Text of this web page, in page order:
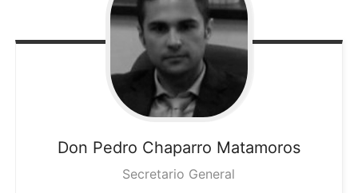
Don Pedro Chaparro Matamoros
Secretario General